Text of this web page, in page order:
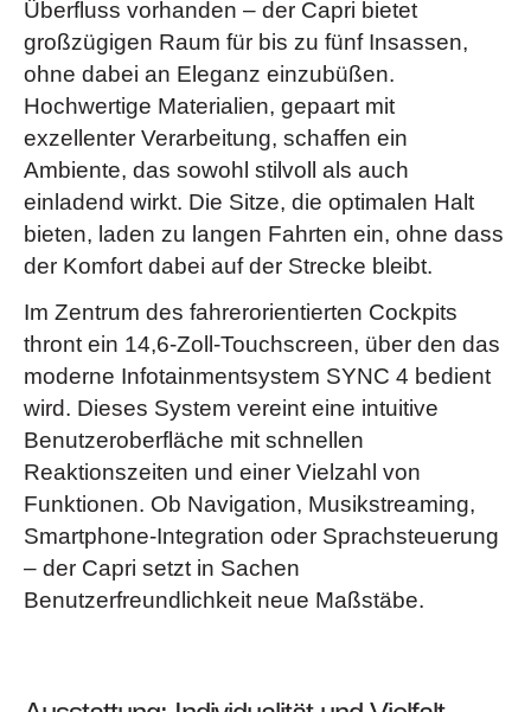
Überfluss vorhanden – der Capri bietet
großzügigen Raum für bis zu fünf Insassen,
ohne dabei an Eleganz einzubüßen.
Hochwertige Materialien, gepaart mit
exzellenter Verarbeitung, schaffen ein
Ambiente, das sowohl stilvoll als auch
einladend wirkt. Die Sitze, die optimalen Halt
bieten, laden zu langen Fahrten ein, ohne dass
der Komfort dabei auf der Strecke bleibt.
Im Zentrum des fahrerorientierten Cockpits
thront ein 14,6-Zoll-Touchscreen, über den das
moderne Infotainmentsystem SYNC 4 bedient
wird. Dieses System vereint eine intuitive
Benutzeroberfläche mit schnellen
Reaktionszeiten und einer Vielzahl von
Funktionen. Ob Navigation, Musikstreaming,
Smartphone-Integration oder Sprachsteuerung
– der Capri setzt in Sachen
Benutzerfreundlichkeit neue Maßstäbe.